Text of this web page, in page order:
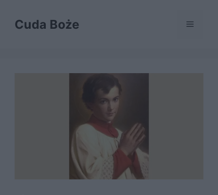
treściCuda Boże Menu